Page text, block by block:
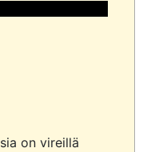
on vireillä